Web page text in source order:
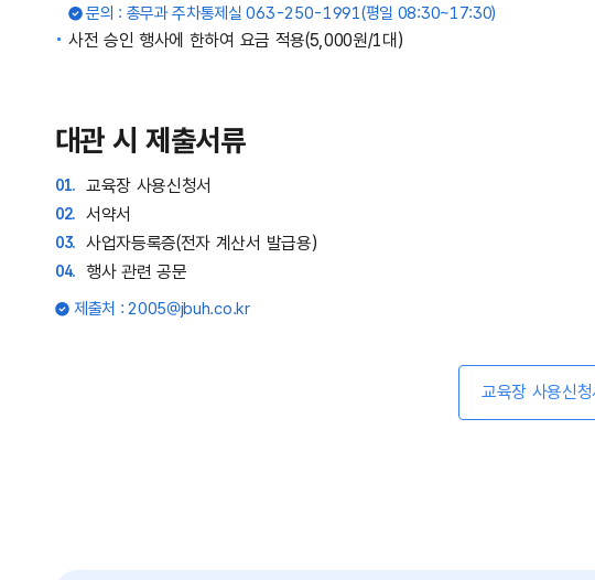
문의 : 총무과 주차통제실 063-250-1991(평일 08:30~17:30)
사전 승인 행사에 한하여 요금 적용(5,000원/1대)
대관 시 제출서류
교육장 사용신청서
서약서
사업자등록증(전자 계산서 발급용)
행사 관련 공문
제출처 : 2005@jbuh.co.kr
교육장 사용신